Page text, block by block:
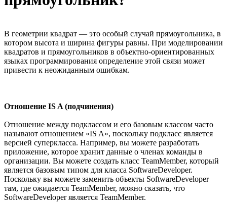
В геометрии квадрат — это особый случай прямоугольника, в
котором высота и ширина фигуры равны. При моделировании
квадратов и прямоугольников в объектно-ориентированных
языках программирования определение этой связи может
привести к неожиданным ошибкам.
Отношение IS A (подчинения)
Отношение между подклассом и его базовым классом часто
называют отношением «IS A», поскольку подкласс является
версией суперкласса. Например, вы можете разработать
приложение, которое хранит данные о членах команды в
организации. Вы можете создать класс TeamMember, который
является базовым типом для класса SoftwareDeveloper.
Поскольку вы можете заменить объекты SoftwareDeveloper
там, где ожидается TeamMember, можно сказать, что
SoftwareDeveloper является TeamMember.